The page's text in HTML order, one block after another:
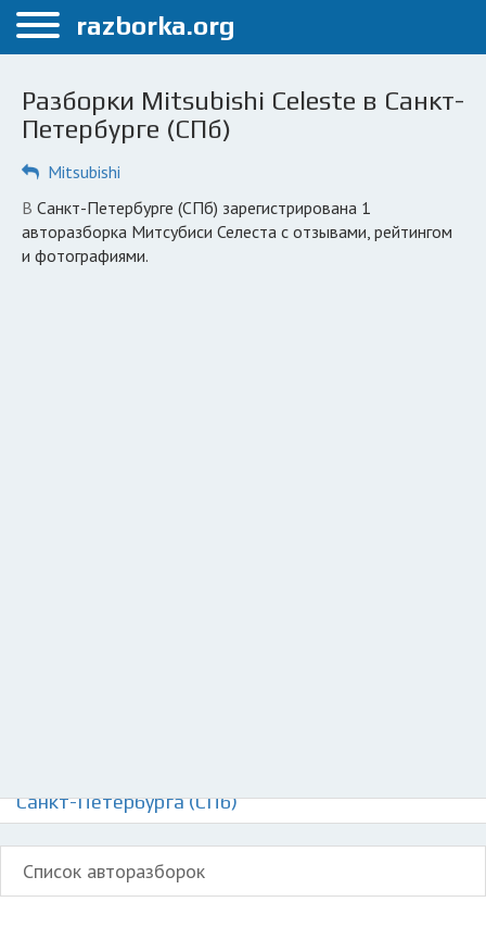
Меню
Санкт-Петербург
Автосервисы
Разборки Mitsubishi Celeste в Санкт-
Петербурге (СПб)
Mitsubishi
в Санкт-Петербурге (СПб) зарегистрирована 1
авторазборка Митсубиси Селеста с отзывами, рейтингом
и фотографиями.
Санкт-Петербурга (СПб)
Список авторазборок
razborka.org